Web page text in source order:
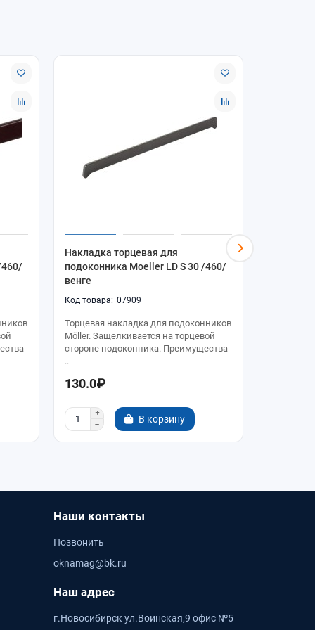
460/
Накладка торцевая для
подоконника Moeller LD S 30 /460/
венге
07909
Торцевая накладка для подоконников
Möller. Защелкивается на торцевой
стороне подоконника. Преимущества
..
130.0₽
В корзину
Наши контакты
Позвонить
oknamag@bk.ru
Наш адрес
г.Новосибирск ул.Воинская,9 офис №5